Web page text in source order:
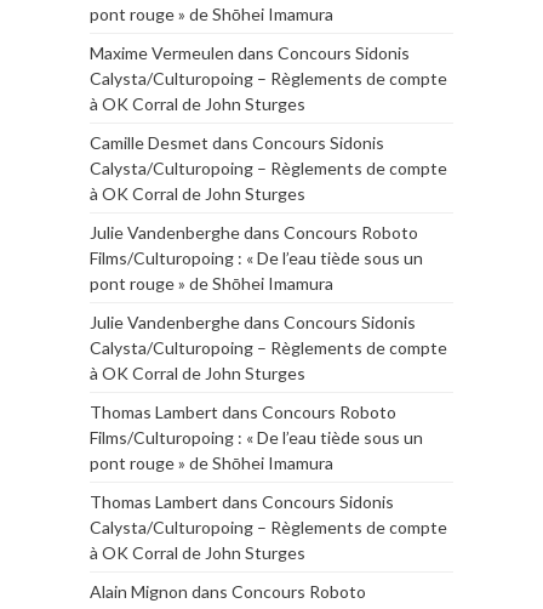
pont rouge » de Shōhei Imamura
Maxime Vermeulen dans Concours Sidonis
Calysta/Culturopoing – Règlements de compte
à OK Corral de John Sturges
Camille Desmet dans Concours Sidonis
Calysta/Culturopoing – Règlements de compte
à OK Corral de John Sturges
Julie Vandenberghedans Concours Roboto
Films/Culturopoing : « De l’eau tiède sous un
pont rouge » de Shōhei Imamura
Julie Vandenberghedans Concours Sidonis
Calysta/Culturopoing – Règlements de compte
à OK Corral de John Sturges
Thomas Lambert dans Concours Roboto
Films/Culturopoing : « De l’eau tiède sous un
pont rouge » de Shōhei Imamura
Thomas Lambert dans Concours Sidonis
Calysta/Culturopoing – Règlements de compte
à OK Corral de John Sturges
Alain Mignon dans Concours Roboto